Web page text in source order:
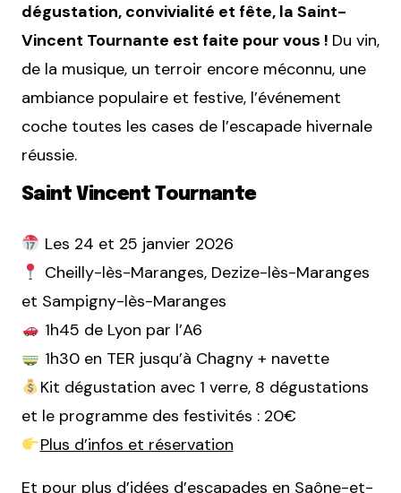
dégustation, convivialité et fête, la Saint-
Vincent Tournante est faite pour vous ! Du vin,
de la musique, un terroir encore méconnu, une
ambiance populaire et festive, l’événement
coche toutes les cases de l’escapade hivernale
réussie.
Saint Vincent Tournante
Les 24 et 25 janvier 2026
Cheilly-lès-Maranges, Dezize-lès-Maranges
et Sampigny-lès-Maranges
1h45 de Lyon par l’A6
1h30 en TER jusqu’à Chagny + navette
Kit dégustation avec 1 verre, 8 dégustations
et le programme des festivités : 20€
Plus d’infos et réservation
Et pour plus d’idées d’escapades en Saône-et-